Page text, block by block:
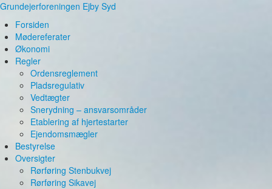
Grundejerforeningen Ejby Syd
Forsiden
Mødereferater
Økonomi
Regler
Ordensreglement
Pladsregulativ
Vedtægter
Snerydning – ansvarsområder
Etablering af hjertestarter
Ejendomsmægler
Bestyrelse
Oversigter
Rørføring Stenbukvej
Rørføring Sikavej